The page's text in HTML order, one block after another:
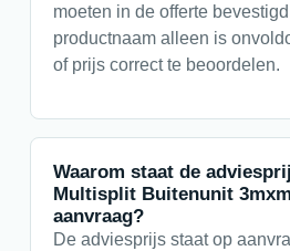
moeten in de offerte
productnaam alleen is
of prijs correct te beoordelen.
Waarom staat de
Multisplit Buitenunit
aanvraag?
De adviesprijs staat op